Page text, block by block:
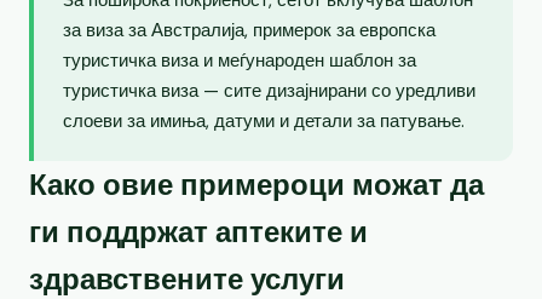
за виза за Австралија, примерок за европска
туристичка виза и меѓународен шаблон за
туристичка виза — сите дизајнирани со уредливи
слоеви за имиња, датуми и детали за патување.
Како овие примероци можат да
ги поддржат аптеките и
здравствените услуги